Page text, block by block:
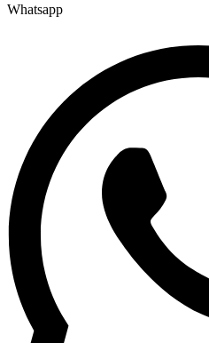
Whatsapp